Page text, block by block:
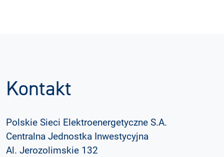
Kontakt
Polskie Sieci Elektroenergetyczne S.A.
Centralna Jednostka Inwestycyjna
Al. Jerozolimskie 132